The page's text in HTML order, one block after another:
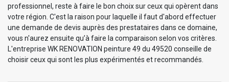
professionnel, reste à faire le bon choix sur ceux qui opèrent dans
votre région. C'est la raison pour laquelle il faut d'abord effectuer
une demande de devis auprès des prestataires dans ce domaine,
vous n'aurez ensuite qu’à faire la comparaison selon vos critères.
L'entreprise WK RENOVATION peinture 49 du 49520 conseille de
choisir ceux qui sont les plus expérimentés et recommandés.